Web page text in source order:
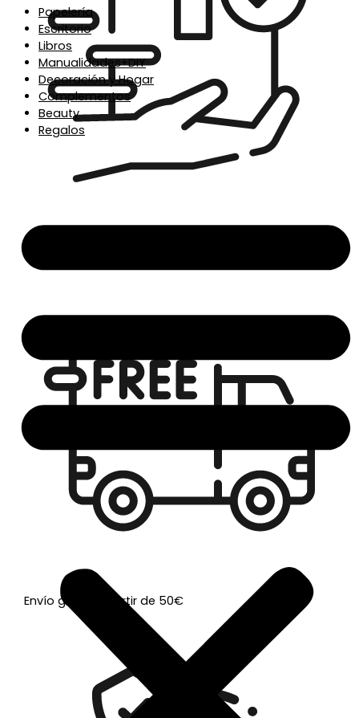
Papelería
Escritorio
Libros
Manualidades+DIY
Decoración y Hogar
Complementos
Beauty
Regalos
Envío gratis a partir de 50€